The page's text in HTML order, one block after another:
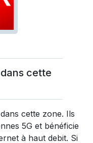
cette
cette zone. Ils
5G et bénéficie
à haut debit. Si